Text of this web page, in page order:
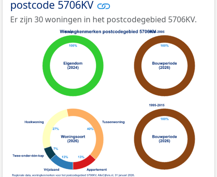
postcode 5706KV
Er zijn 30 woningen in het postcodegebied 5706KV.